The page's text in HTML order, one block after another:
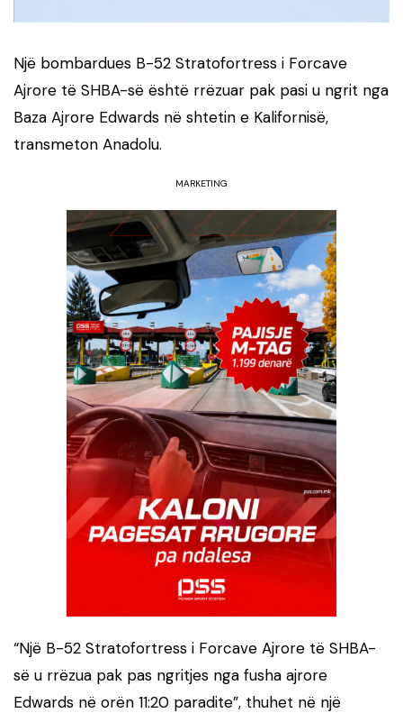
Një bombardues B-52 Stratofortress i Forcave
Ajrore të SHBA-së është rrëzuar pak pasi u ngrit nga
Baza Ajrore Edwards në shtetin e Kalifornisë,
transmeton Anadolu.
MARKETING
“Një B-52 Stratofortress i Forcave Ajrore të SHBA-
së u rrëzua pak pas ngritjes nga fusha ajrore
Edwards në orën 11:20 paradite”, thuhet në një